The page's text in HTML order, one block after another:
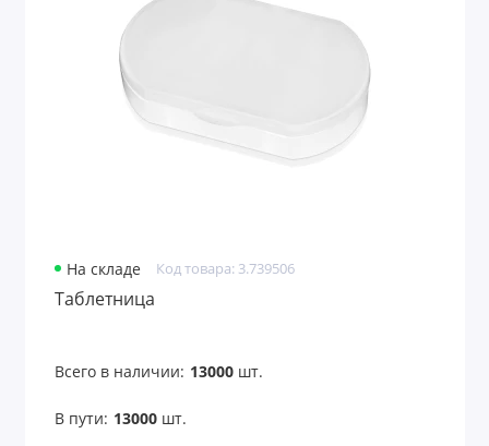
На складе Код товара: 3.739506
Таблетница
Всего в наличии: 13000шт.
В пути: 13000шт.